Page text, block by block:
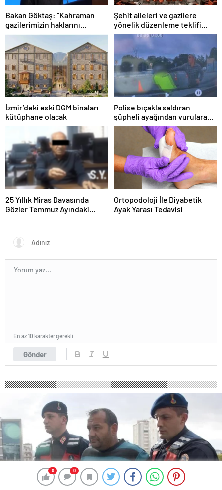
0 0
Bakan Göktaş: “Kahraman
gazilerimizin haklarını
güçlendiren yeni bir dönemin
kapılarını aralıyoruz”
Şehit aileleri ve gazilere
yönelik düzenleme teklifi
Meclis’te kabul edildi
İzmir’deki eski DGM binaları
kütüphane olacak
Polise bıçakla saldıran
şüpheli ayağından vurularak
yakalandı
25 Yıllık Miras Davasında
Gözler Temmuz Ayındaki
Ortopodoloji İle Diyabetik
Ayak Yarası Tedavisi
Gönder
En az 10 karakter gerekli
0 0